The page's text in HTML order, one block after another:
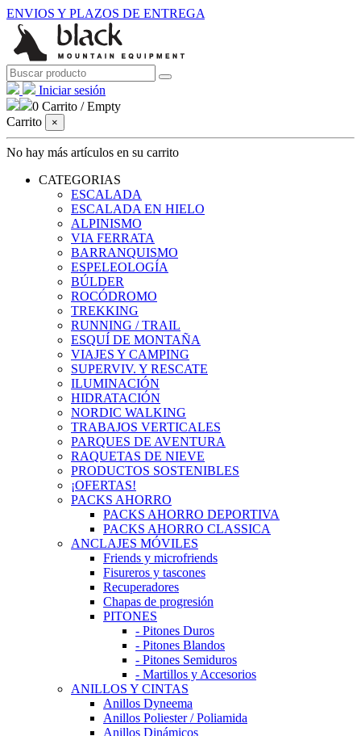
ENVIOS Y PLAZOS DE ENTREGA
Iniciar sesión
0 Carrito /Empty
Carrito
×
No hay más artículos en su carrito
CATEGORIAS
ESCALADA
ESCALADA EN HIELO
ALPINISMO
VIA FERRATA
BARRANQUISMO
ESPELEOLOGÍA
BÚLDER
ROCÓDROMO
TREKKING
RUNNING / TRAIL
ESQUÍ DE MONTAÑA
VIAJES Y CAMPING
SUPERVIV. Y RESCATE
ILUMINACIÓN
HIDRATACIÓN
NORDIC WALKING
TRABAJOS VERTICALES
PARQUES DE AVENTURA
RAQUETAS DE NIEVE
PRODUCTOS SOSTENIBLES
¡OFERTAS!
PACKS AHORRO
PACKS AHORRO DEPORTIVA
PACKS AHORRO CLASSICA
ANCLAJES MÓVILES
Friends y microfriends
Fisureros y tascones
Recuperadores
Chapas de progresión
PITONES
- Pitones Duros
- Pitones Blandos
- Pitones Semiduros
- Martillos y Accesorios
ANILLOS Y CINTAS
Anillos Dyneema
Anillos Poliester / Poliamida
Anillos Dinámicos